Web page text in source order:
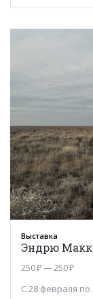
Выставка
Эндрю
250 ₽ — 250 ₽
С 28 февраля по